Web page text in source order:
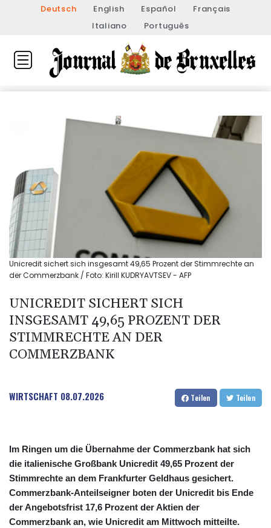
Deutsch English Español
Français
Italiano
Português
Unicredit sichert sich insgesamt 49,65 Prozent der Stimmrechte an
der Commerzbank / Foto: Kirill KUDRYAVTSEV - AFP
UNICREDIT SICHERT SICH
INSGESAMT 49,65 PROZENT DER
STIMMRECHTE AN DER
COMMERZBANK
WIRTSCHAFT 08.07.2026 Teilen Teilen
Im Ringen um die Übernahme der Commerzbank hat sich
die italienische Großbank Unicredit 49,65 Prozent der
Stimmrechte an dem Frankfurter Geldhaus gesichert.
Commerzbank-Anteilseigner boten der Unicredit bis Ende
der Angebotsfrist 17,6 Prozent der Aktien der
Commerzbank an, wie Unicredit am Mittwoch mitteilte.